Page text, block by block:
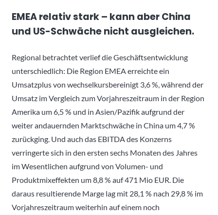
EMEA relativ stark – kann aber China
und US-Schwäche nicht ausgleichen.
Regional betrachtet verlief die Geschäftsentwicklung
unterschiedlich: Die Region EMEA erreichte ein
Umsatzplus von wechselkursbereinigt 3,6 %, während der
Umsatz im Vergleich zum Vorjahreszeitraum in der Region
Amerika um 6,5 % und in Asien/Pazifik aufgrund der
weiter andauernden Marktschwäche in China um 4,7 %
zurückging. Und auch das EBITDA des Konzerns
verringerte sich in den ersten sechs Monaten des Jahres
im Wesentlichen aufgrund von Volumen- und
Produktmixeffekten um 8,8 % auf 471 Mio EUR. Die
daraus resultierende Marge lag mit 28,1 % nach 29,8 % im
Vorjahreszeitraum weiterhin auf einem noch